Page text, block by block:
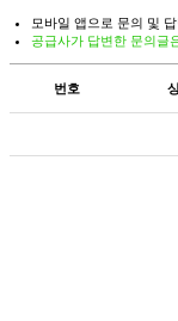
모바일 앱으로 문의 및
공급사가 답변한 문의글
번호